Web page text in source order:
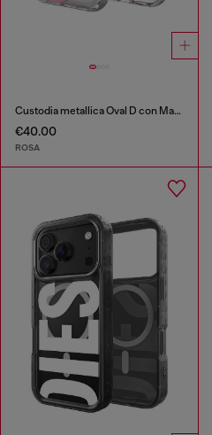
Custodia metallica Oval D con Magsafe per iPhone 17 Pro
€40.00
ROSA